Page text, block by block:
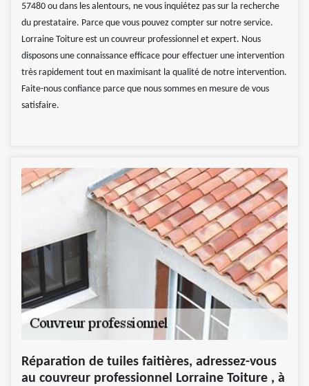
57480 ou dans les alentours, ne vous inquiétez pas sur la recherche
du prestataire. Parce que vous pouvez compter sur notre service.
Lorraine Toiture est un couvreur professionnel et expert. Nous
disposons une connaissance efficace pour effectuer une intervention
très rapidement tout en maximisant la qualité de notre intervention.
Faite-nous confiance parce que nous sommes en mesure de vous
satisfaire.
Réparation de tuiles faitières, adressez-vous
au couvreur professionnel Lorraine Toiture , à